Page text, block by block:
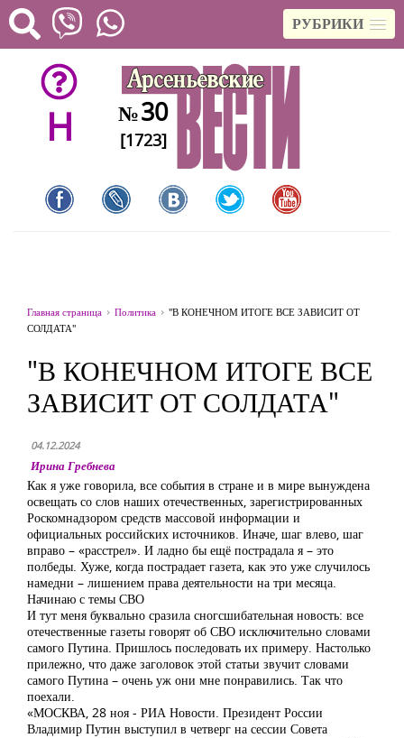
РУБРИКИ
H №30
[1723]
Главная страница Политика
"В КОНЕЧНОМ ИТОГЕ ВСЕ ЗАВИСИТ ОТ
СОЛДАТА"
"В КОНЕЧНОМ ИТОГЕ ВСЕ
ЗАВИСИТ ОТ СОЛДАТА"
04.12.2024
Ирина Гребнева
Как я уже говорила, все события в стране и в мире вынуждена
освещать со слов наших отечественных, зарегистрированных
Роскомнадзором средств массовой информации и
официальных российских источников. Иначе, шаг влево, шаг
вправо – «расстрел». И ладно бы ещё пострадала я – это
полбеды. Хуже, когда пострадает газета, как это уже случилось
намедни – лишением права деятельности на три месяца.
Начинаю с темы СВО
И тут меня буквально сразила сногсшибательная новость: все
отечественные газеты говорят об СВО исключительно словами
самого Путина. Пришлось последовать их примеру. Настолько
прилежно, что даже заголовок этой статьи звучит словами
самого Путина – очень уж они мне понравились. Так что
поехали.
«МОСКВА, 28 ноя - РИА Новости. Президент России
Владимир Путин выступил в четверг на сессии Совета